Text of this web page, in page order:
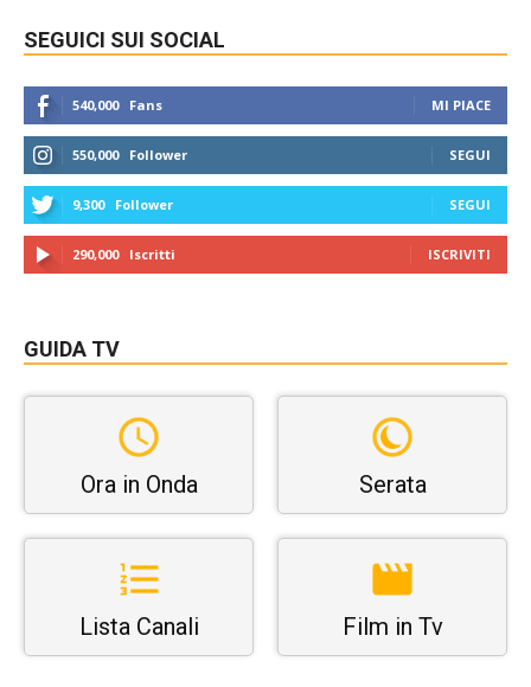
SEGUICI SUI SOCIAL
540,000 Fans MI PIACE
550,000 Follower SEGUI
9,300 Follower SEGUI
290,000 Iscritti ISCRIVITI
GUIDA TV
Ora in Onda Serata
Lista Canali Film in Tv